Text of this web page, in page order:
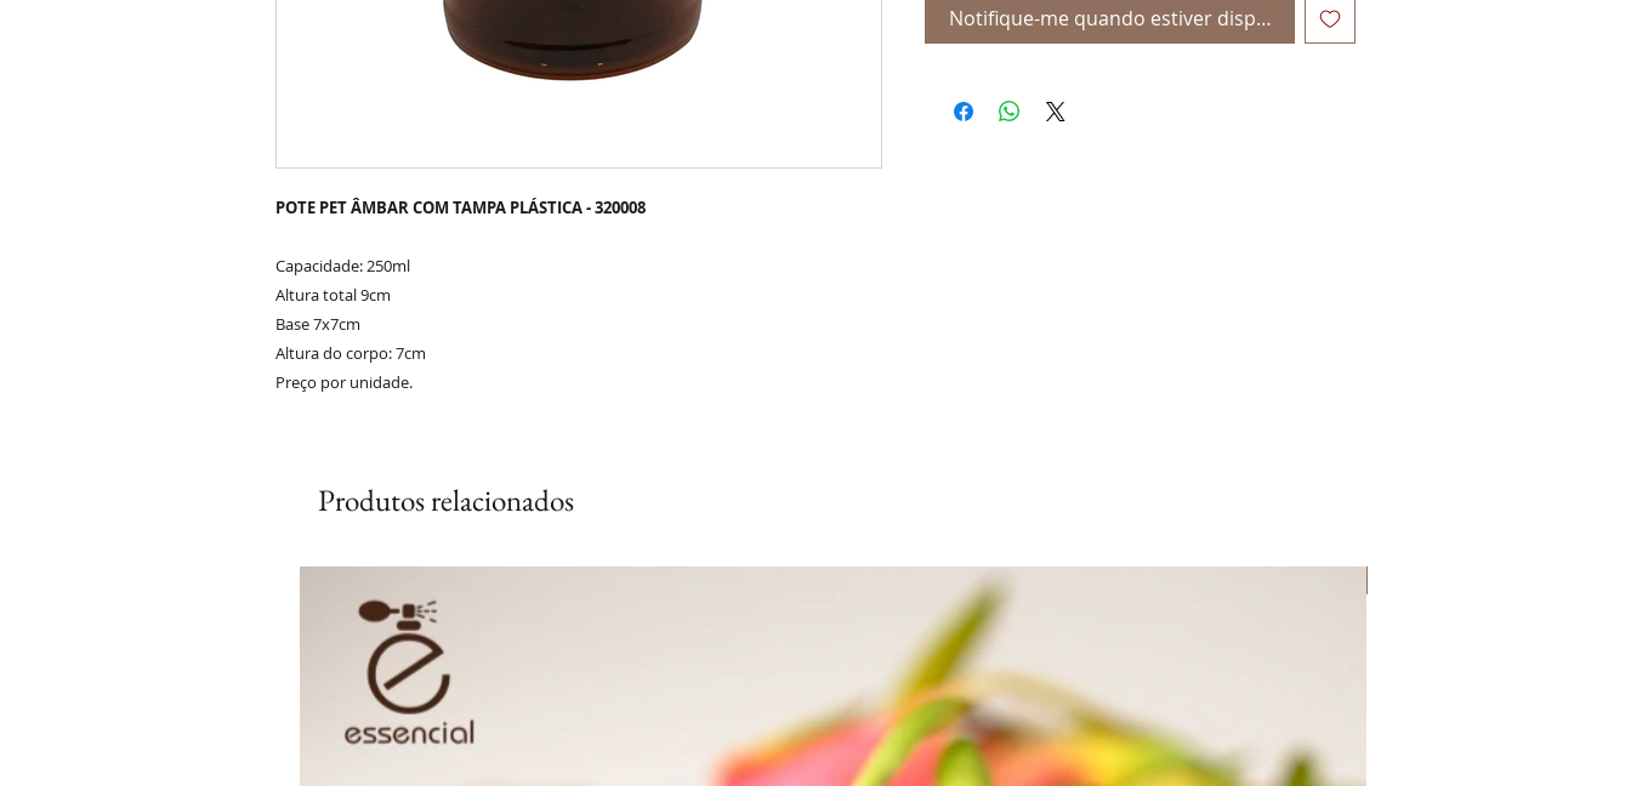
POTE PET ÂMBAR COM TAMPA PLÁSTICA - 320008
Capacidade: 250ml
Altura total 9cm
Base 7x7cm
Altura do corpo: 7cm
Preço por unidade.
Notifique-me quando estiver disponível
Produtos relacionados